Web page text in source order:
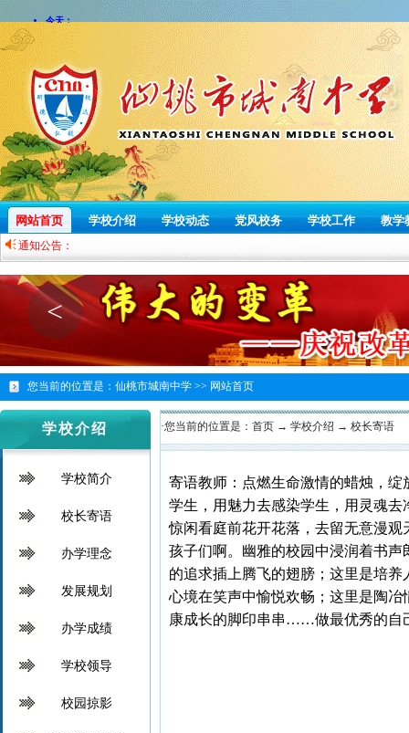
网站首页 学校介绍 学校动态 党风校务 学校工作 教学
通知公告：
<
您当前的位置是： 仙桃市城南中学 >> 网站首页
学校介绍
学校简介
校长寄语
办学理念
发展规划
办学成绩
学校领导
校园掠影
·您当前的位置是： 首页 → 学校介绍 → 校长寄语
寄语教师：点燃生命激情的蜡烛，
学生，用魅力去感染学生，用灵魂
惊闲看庭前花开花落，去留无意漫
孩子们啊。幽雅的校园中浸润着书
的追求插上腾飞的翅膀；这里是培
心境在笑声中愉悦欢畅；这里是陶
康成长的脚印串串……做最优秀的自